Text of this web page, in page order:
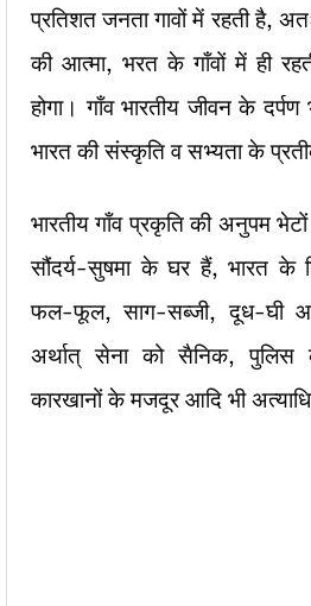
प्रतिशत जनता गावों में रहती है,
की आत्मा, भरत के गाँवों में ही
होगा। गाँव भारतीय जीवन के
भारत की संस्कृति व सभ्यता के
भारतीय गाँव प्रकृति की अनुपम
सौंदर्य-सुषमा के घर हैं, भारत के
फल-फूल, साग-सब्जी, दूध-घी
अर्थात् सेना को सैनिक,
कारखानों के मजदूर आदि भी